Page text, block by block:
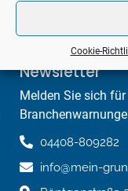
Cookie-
Newsletter
Melden Sie sich
04408-809282
info@mein-